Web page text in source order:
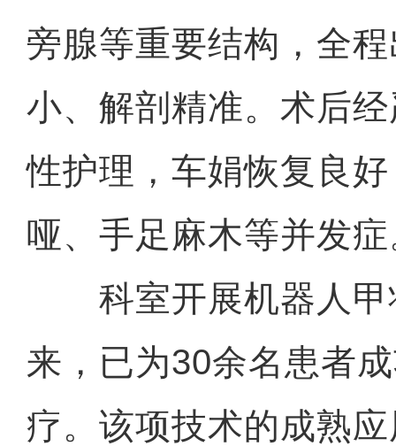
旁腺等重要结构，全
小、解剖精准。术后
性护理，车娟恢复良
哑、手足麻木等并发
科室开展机器人甲
来，已为30余名患者
疗。该项技术的成熟